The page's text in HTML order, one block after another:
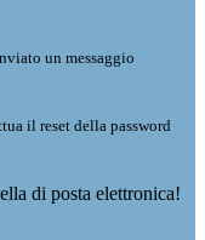
un messaggio
il reset della password
di posta elettronica!